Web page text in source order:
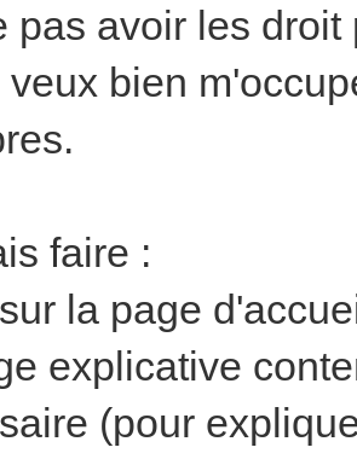
color if
:
script may be
pas avoir les
bien
faire :
la page
explicative
(pour